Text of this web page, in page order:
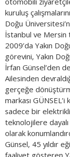
kuruluş
Doğu
İstanbul ve Mersin
2009’da Yakın
görevini, Yakın
İrfan Günsel’den
Ailesinden
gerçeğe
markası
sadece bir
teknolojilere
olarak
Günsel, 45 yıldır